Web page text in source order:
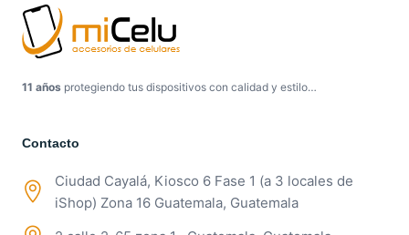
11 años protegiendo tus dispositivos con calidad y estilo…
Contacto
Ciudad Cayalá, Kiosco 6 Fase 1 (a 3 locales de
iShop) Zona 16 Guatemala, Guatemala